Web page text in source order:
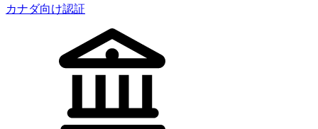
カナダ向け認証